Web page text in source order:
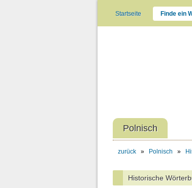
Startseite Finde ein
Polnisch
zurück » Polnisch »
Historische